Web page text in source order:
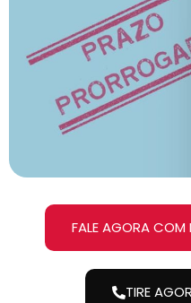
FALE AGORA COM
TIRE